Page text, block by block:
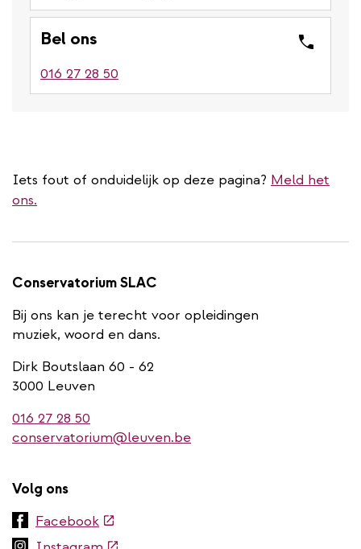
Bel ons
016 27 28 50
Iets fout of onduidelijk op deze pagina? Meld het
ons.
Conservatorium SLAC
Bij ons kan je terecht voor opleidingen
muziek, woord en dans.
Dirk Boutslaan 60 - 62
3000 Leuven
016 27 28 50
conservatorium@leuven.be
Volg ons
Facebook(externe
link)